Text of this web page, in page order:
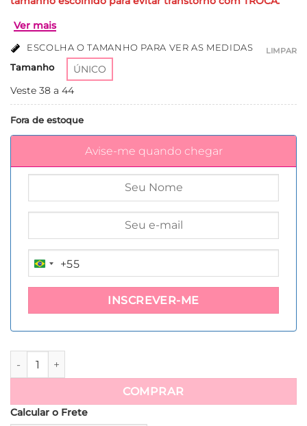
Ver mais
ESCOLHA O TAMANHO PARA VER AS MEDIDAS
Tamanho ÚNICO
LIMPAR
Veste 38 a 44
Fora de estoque
Avise-me quando chegar
BRAZIL
+55
+55
Vestido Hadassa Lesie Algodão 3D quantidade
COMPRAR
Calcular o Frete